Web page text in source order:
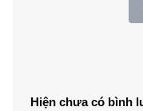
Hiện chưa có bình